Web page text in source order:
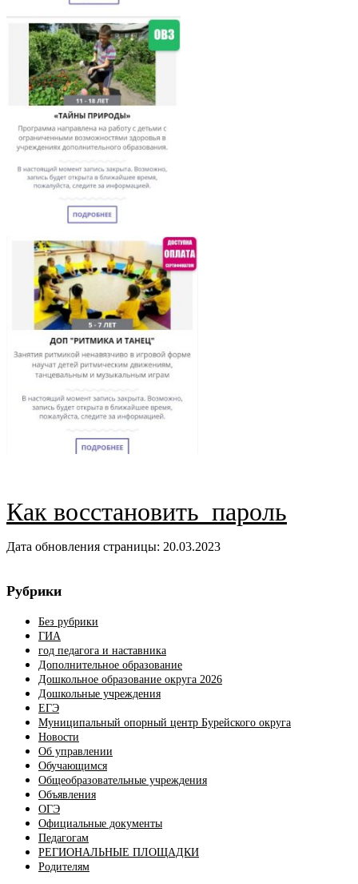
Как восстановить пароль
Дата обновления страницы: 20.03.2023
Рубрики
Без рубрики
ГИА
год педагога и наставника
Дополнительное образование
Дошкольное образование округа 2026
Дошкольные учреждения
ЕГЭ
Муниципальный опорный центр Бурейского округа
Новости
Об управлении
Обучающимся
Общеобразовательные учреждения
Объявления
ОГЭ
Официальные документы
Педагогам
РЕГИОНАЛЬНЫЕ ПЛОЩАДКИ
Родителям